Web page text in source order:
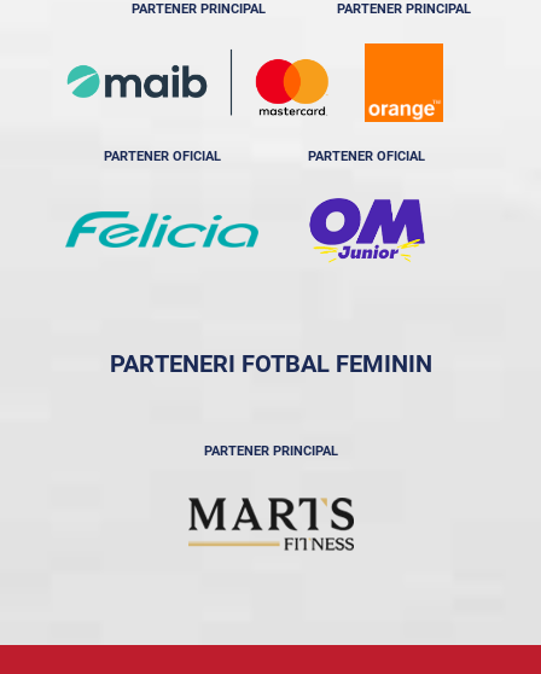
PARTENER PRINCIPAL PARTENER PRINCIPAL
PARTENER OFICIAL PARTENER OFICIAL
PARTENERI FOTBAL FEMININ
PARTENER PRINCIPAL